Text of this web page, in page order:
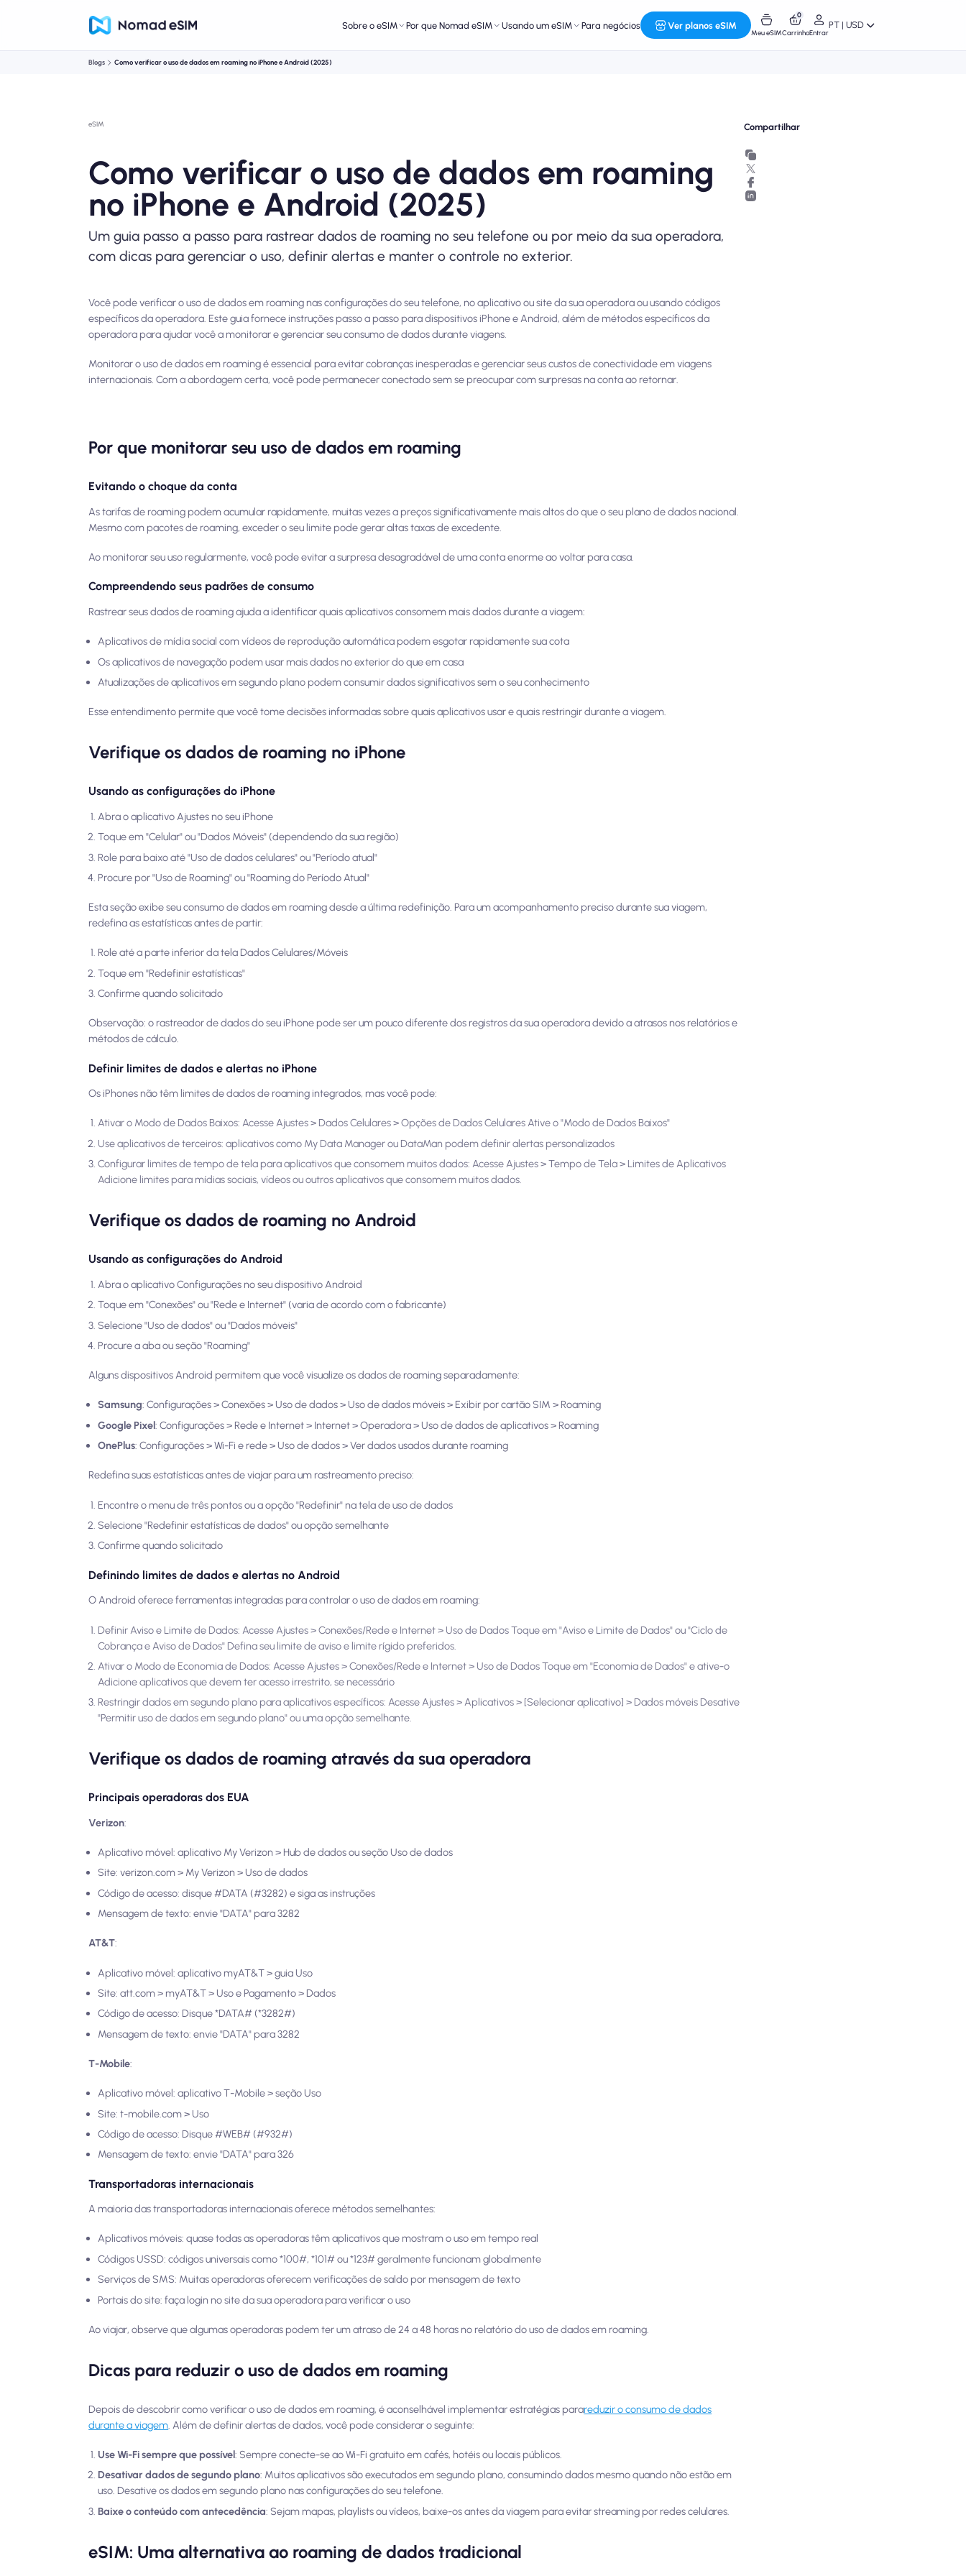
Sobre o eSIM Por que Nomad eSIM Usando um eSIM Para negócios Ver planos eSIM
Meu eSIM
0
CarrinhoEntrar
PT | USD
Blogs Como verificar o uso de dados em roaming no iPhone e Android (2025)
eSIM
Como verificar o uso de dados em roaming
no iPhone e Android (2025)
Um guia passo a passo para rastrear dados de roaming no seu telefone ou por meio da sua operadora,
com dicas para gerenciar o uso, definir alertas e manter o controle no exterior.
Você pode verificar o uso de dados em roaming nas configurações do seu telefone, no aplicativo ou site da sua operadora ou usando códigos
específicos da operadora. Este guia fornece instruções passo a passo para dispositivos iPhone e Android, além de métodos específicos da
operadora para ajudar você a monitorar e gerenciar seu consumo de dados durante viagens.
Monitorar o uso de dados em roaming é essencial para evitar cobranças inesperadas e gerenciar seus custos de conectividade em viagens
internacionais. Com a abordagem certa, você pode permanecer conectado sem se preocupar com surpresas na conta ao retornar.
Por que monitorar seu uso de dados em roaming
Evitando o choque da conta
As tarifas de roaming podem acumular rapidamente, muitas vezes a preços significativamente mais altos do que o seu plano de dados nacional.
Mesmo com pacotes de roaming, exceder o seu limite pode gerar altas taxas de excedente.
Ao monitorar seu uso regularmente, você pode evitar a surpresa desagradável de uma conta enorme ao voltar para casa.
Compreendendo seus padrões de consumo
Rastrear seus dados de roaming ajuda a identificar quais aplicativos consomem mais dados durante a viagem:
Aplicativos de mídia social com vídeos de reprodução automática podem esgotar rapidamente sua cota
Os aplicativos de navegação podem usar mais dados no exterior do que em casa
Atualizações de aplicativos em segundo plano podem consumir dados significativos sem o seu conhecimento
Esse entendimento permite que você tome decisões informadas sobre quais aplicativos usar e quais restringir durante a viagem.
Verifique os dados de roaming no iPhone
Usando as configurações do iPhone
Abra o aplicativo Ajustes no seu iPhone
Toque em "Celular" ou "Dados Móveis" (dependendo da sua região)
Role para baixo até "Uso de dados celulares" ou "Período atual"
Procure por "Uso de Roaming" ou "Roaming do Período Atual"
Esta seção exibe seu consumo de dados em roaming desde a última redefinição. Para um acompanhamento preciso durante sua viagem,
redefina as estatísticas antes de partir:
Role até a parte inferior da tela Dados Celulares/Móveis
Toque em "Redefinir estatísticas"
Confirme quando solicitado
Observação: o rastreador de dados do seu iPhone pode ser um pouco diferente dos registros da sua operadora devido a atrasos nos relatórios e
métodos de cálculo.
Definir limites de dados e alertas no iPhone
Os iPhones não têm limites de dados de roaming integrados, mas você pode:
Ativar o Modo de Dados Baixos: Acesse Ajustes > Dados Celulares > Opções de Dados Celulares Ative o "Modo de Dados Baixos"
Use aplicativos de terceiros: aplicativos como My Data Manager ou DataMan podem definir alertas personalizados
Configurar limites de tempo de tela para aplicativos que consomem muitos dados: Acesse Ajustes > Tempo de Tela > Limites de Aplicativos
Adicione limites para mídias sociais, vídeos ou outros aplicativos que consomem muitos dados.
Verifique os dados de roaming no Android
Usando as configurações do Android
Abra o aplicativo Configurações no seu dispositivo Android
Toque em "Conexões" ou "Rede e Internet" (varia de acordo com o fabricante)
Selecione "Uso de dados" ou "Dados móveis"
Procure a aba ou seção "Roaming"
Alguns dispositivos Android permitem que você visualize os dados de roaming separadamente:
Samsung: Configurações > Conexões > Uso de dados > Uso de dados móveis > Exibir por cartão SIM > Roaming
Google Pixel: Configurações > Rede e Internet > Internet > Operadora > Uso de dados de aplicativos > Roaming
OnePlus: Configurações > Wi-Fi e rede > Uso de dados > Ver dados usados durante roaming
Redefina suas estatísticas antes de viajar para um rastreamento preciso:
Encontre o menu de três pontos ou a opção "Redefinir" na tela de uso de dados
Selecione "Redefinir estatísticas de dados" ou opção semelhante
Confirme quando solicitado
Definindo limites de dados e alertas no Android
O Android oferece ferramentas integradas para controlar o uso de dados em roaming:
Definir Aviso e Limite de Dados: Acesse Ajustes > Conexões/Rede e Internet > Uso de Dados Toque em "Aviso e Limite de Dados" ou "Ciclo de
Cobrança e Aviso de Dados" Defina seu limite de aviso e limite rígido preferidos.
Ativar o Modo de Economia de Dados: Acesse Ajustes > Conexões/Rede e Internet > Uso de Dados Toque em "Economia de Dados" e ative-o
Adicione aplicativos que devem ter acesso irrestrito, se necessário
Restringir dados em segundo plano para aplicativos específicos: Acesse Ajustes > Aplicativos > [Selecionar aplicativo] > Dados móveis Desative
"Permitir uso de dados em segundo plano" ou uma opção semelhante.
Verifique os dados de roaming através da sua operadora
Principais operadoras dos EUA
Verizon:
Aplicativo móvel: aplicativo My Verizon > Hub de dados ou seção Uso de dados
Site: verizon.com > My Verizon > Uso de dados
Código de acesso: disque #DATA (#3282) e siga as instruções
Mensagem de texto: envie "DATA" para 3282
AT&T:
Aplicativo móvel: aplicativo myAT&T > guia Uso
Site: att.com > myAT&T > Uso e Pagamento > Dados
Código de acesso: Disque *DATA# (*3282#)
Mensagem de texto: envie "DATA" para 3282
T-Mobile:
Aplicativo móvel: aplicativo T-Mobile > seção Uso
Site: t-mobile.com > Uso
Código de acesso: Disque #WEB# (#932#)
Mensagem de texto: envie "DATA" para 326
Transportadoras internacionais
A maioria das transportadoras internacionais oferece métodos semelhantes:
Aplicativos móveis: quase todas as operadoras têm aplicativos que mostram o uso em tempo real
Códigos USSD: códigos universais como *100#, *101# ou *123# geralmente funcionam globalmente
Serviços de SMS: Muitas operadoras oferecem verificações de saldo por mensagem de texto
Portais do site: faça login no site da sua operadora para verificar o uso
Ao viajar, observe que algumas operadoras podem ter um atraso de 24 a 48 horas no relatório do uso de dados em roaming.
Dicas para reduzir o uso de dados em roaming
Depois de descobrir como verificar o uso de dados em roaming, é aconselhável implementar estratégias parareduzir o consumo de dados
durante a viagem. Além de definir alertas de dados, você pode considerar o seguinte:
Use Wi-Fi sempre que possível: Sempre conecte-se ao Wi-Fi gratuito em cafés, hotéis ou locais públicos.
Desativar dados de segundo plano: Muitos aplicativos são executados em segundo plano, consumindo dados mesmo quando não estão em
uso. Desative os dados em segundo plano nas configurações do seu telefone.
Baixe o conteúdo com antecedência: Sejam mapas, playlists ou vídeos, baixe-os antes da viagem para evitar streaming por redes celulares.
eSIM: Uma alternativa ao roaming de dados tradicional
Compartilhar